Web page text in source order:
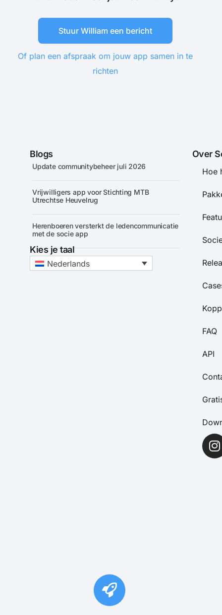
Stuur William een bericht
Of plan een afspraak om jouw app samen in te
richten
Blogs
Update communitybeheer juli 2026
Vrijwilligers app voor Stichting MTB
Utrechtse Heuvelrug
Herenboeren versterkt de ledencommunicatie
met de socie app
Kies je taal
Nederlands
Over
Hoe
FAQ
API